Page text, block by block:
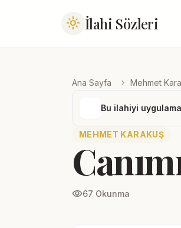
light_mode İlahi Sözleri
Ana Sayfa chevron_right Mehmet
Bu ilahiyi
MEHMET KARAKUŞ
visibility67 Okunma